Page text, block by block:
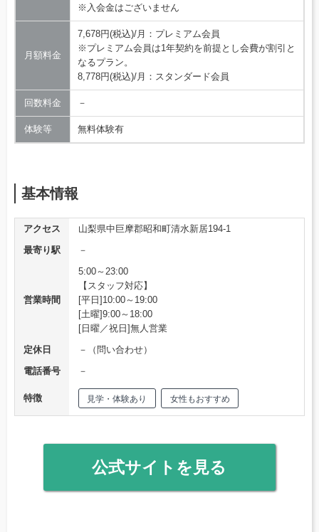
※入会金はございません
月額料金
7,678円(税込)/月：プレミアム会員
※プレミアム会員は1年契約を前提とし会費が割引と
なるプラン。
8,778円(税込)/月：スタンダード会員
回数料金 －
体験等 無料体験有
基本情報
アクセス
山梨県中巨摩郡昭和町清水新居194-1
最寄り駅
－
営業時間
5:00～23:00
【スタッフ対応】
[平日]10:00～19:00
[土曜]9:00～18:00
[日曜／祝日]無人営業
定休日
－（問い合わせ）
電話番号
－
特徴 見学・体験あり 女性もおすすめ
公式サイトを見る